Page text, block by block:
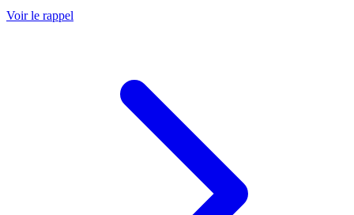
Voir le rappel